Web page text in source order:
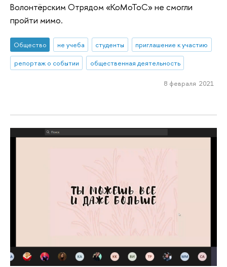
Волонтёрским Отрядом «КоМоТоС» не смогли
пройти мимо.
Общество не учеба студенты
приглашение к участию
репортаж о событии
общественная деятельность
8 февраля 2021